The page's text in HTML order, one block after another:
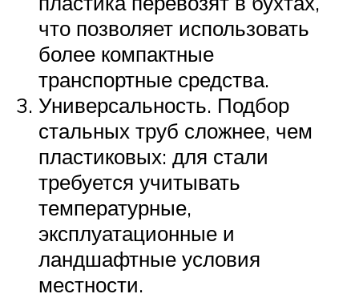
что позволяет использовать
более компактные
транспортные средства.
Универсальность. Подбор
стальных труб сложнее, чем
пластиковых: для стали
требуется учитывать
температурные,
эксплуатационные и
ландшафтные условия
местности.